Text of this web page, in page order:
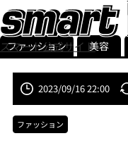
スマート公式サイト
ファッション 美容
2023/09/16 22:00
ファッション